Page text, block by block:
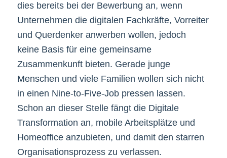
dies bereits bei der Bewerbung an, wenn
Unternehmen die digitalen Fachkräfte, Vorreiter
und Querdenker anwerben wollen, jedoch
keine Basis für eine gemeinsame
Zusammenkunft bieten. Gerade junge
Menschen und viele Familien wollen sich nicht
in einen Nine-to-Five-Job pressen lassen.
Schon an dieser Stelle fängt die Digitale
Transformation an, mobile Arbeitsplätze und
Homeoffice anzubieten, und damit den starren
Organisationsprozess zu verlassen.